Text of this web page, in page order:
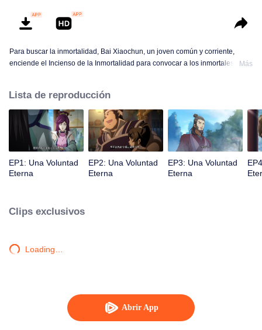
Abrir App
Para buscar la inmortalidad, Bai Xiaochun, un joven común y corriente,
enciende el Incienso de la Inmortalidad para convocar a los inmortales. Pero
con numerosas tramas divertidas. Ven a verlo para llenar tu verano de
alegría.
Más
Lista de reproducción
EP1: Una Voluntad
Eterna
EP2: Una Voluntad
Eterna
EP3: Una Voluntad
Eterna
Clips exclusivos
Loading…